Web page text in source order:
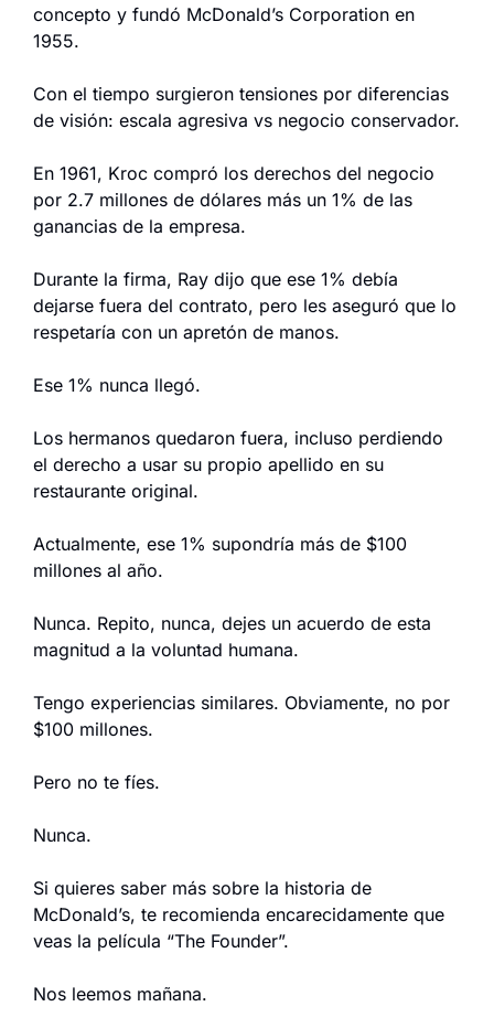
concepto y fundó McDonald’s Corporation en
1955.
Con el tiempo surgieron tensiones por diferencias
de visión: escala agresiva vs negocio conservador.
En 1961, Kroc compró los derechos del negocio
por 2.7 millones de dólares más un 1% de las
ganancias de la empresa.
Durante la firma, Ray dijo que ese 1% debía
dejarse fuera del contrato, pero les aseguró que lo
respetaría con un apretón de manos.
Ese 1% nunca llegó.
Los hermanos quedaron fuera, incluso perdiendo
el derecho a usar su propio apellido en su
restaurante original.
Actualmente, ese 1% supondría más de $100
millones al año.
Nunca. Repito, nunca, dejes un acuerdo de esta
magnitud a la voluntad humana.
Tengo experiencias similares. Obviamente, no por
$100 millones.
Pero no te fíes.
Nunca.
Si quieres saber más sobre la historia de
McDonald’s, te recomienda encarecidamente que
veas la película “The Founder”.
Nos leemos mañana.